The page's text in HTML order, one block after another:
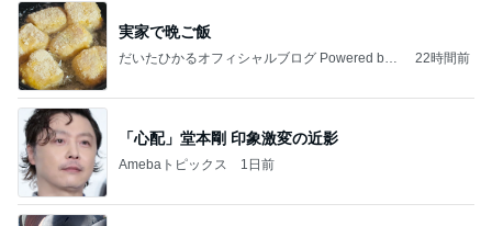
実家で晩ご飯
だいたひかるオフィシャルブログ Powered by
22時間前
「心配」堂本剛 印象激変の近影
Amebaトピックス 1日前